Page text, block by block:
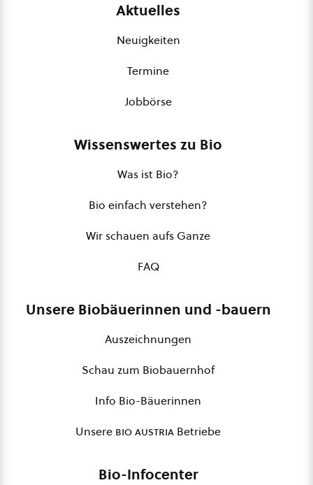
Aktuelles
Neuigkeiten
Termine
Jobbörse
Wissenswertes zu Bio
Was ist Bio?
Bio einfach verstehen?
Wir schauen aufs Ganze
FAQ
Unsere Biobäuerinnen und -bauern
Auszeichnungen
Schau zum Biobauernhof
Info Bio-Bäuerinnen
Unsere bio austria Betriebe
Bio-Infocenter